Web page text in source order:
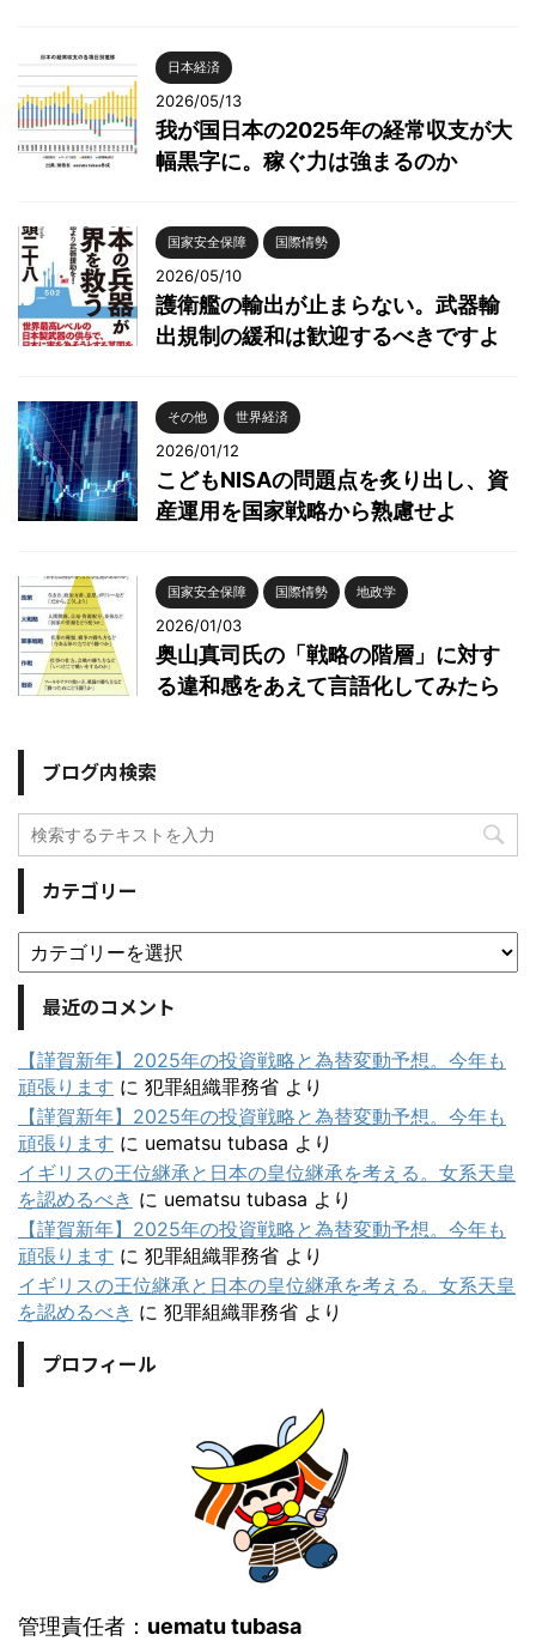
日本経済
2026/05/13
我が国日本の2025年の経常収支が大
幅黒字に。稼ぐ力は強まるのか
国家安全保障 国際情勢
2026/05/10
護衛艦の輸出が止まらない。武器輸
出規制の緩和は歓迎するべきですよ
その他 世界経済
2026/01/12
こどもNISAの問題点を炙り出し、資
産運用を国家戦略から熟慮せよ
国家安全保障 国際情勢 地政学
2026/01/03
奥山真司氏の「戦略の階層」に対す
る違和感をあえて言語化してみたら
ブログ内検索
カテゴリー
最近のコメント
【謹賀新年】2025年の投資戦略と為替変動予想。今年も
頑張ります に 犯罪組織罪務省 より
【謹賀新年】2025年の投資戦略と為替変動予想。今年も
頑張ります に uematsu tubasa より
イギリスの王位継承と日本の皇位継承を考える。女系天皇
を認めるべき に uematsu tubasa より
【謹賀新年】2025年の投資戦略と為替変動予想。今年も
頑張ります に 犯罪組織罪務省 より
イギリスの王位継承と日本の皇位継承を考える。女系天皇
を認めるべき に 犯罪組織罪務省 より
プロフィール
管理責任者： uematu tubasa